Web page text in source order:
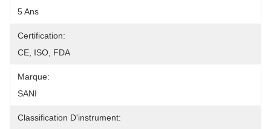
5 Ans
Certification:
CE, ISO, FDA
Marque:
SANI
Classification D'instrument: